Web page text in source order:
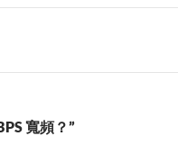
寬頻？”